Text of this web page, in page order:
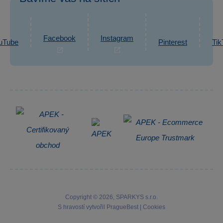
Reklamace
Informace o zpracování osobních údajů
eshop@sparkys.cz
Napsat zprávu
Facebook Instagram Pinterest
Copyright © 2026, SPARKYS s.r.o.
S hravostí vytvořil
PragueBest Cookies